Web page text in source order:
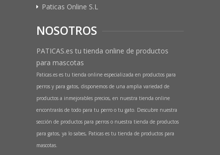
Paticas Online S.L
NOSOTROS
PATICAS.es tu tienda online de productos
para mascotas
Paticas.es es tu tienda online especializada en productos para
perros y para gatos, disponemos de una amplia variedad de
productos a inmejorables precios, en nuestra tienda online
encontrarás de todo para tu perro o tu gato. Descubre nuestra
sección de productos para perros o nuestra tienda de productos
para gatos, ya lo sabes, Paticas es tu tienda de productos para
mascotas.